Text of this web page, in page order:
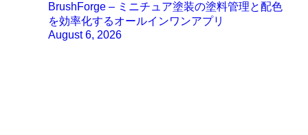
BrushForge – ミニチュア塗装の塗料管理と配色
を効率化するオールインワンアプリ
August 6, 2026